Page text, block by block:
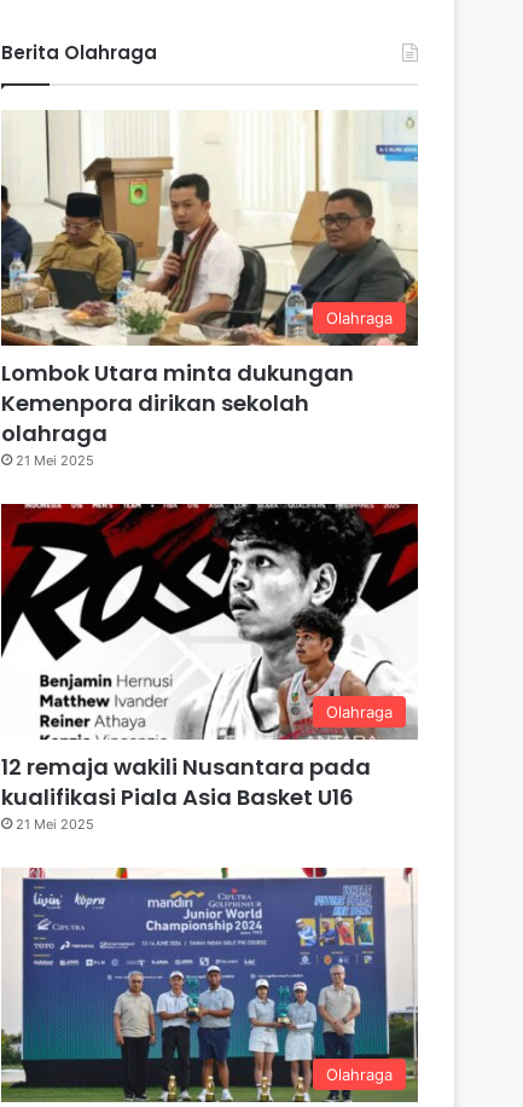
Berita Olahraga
Olahraga
Lombok Utara minta dukungan
Kemenpora dirikan sekolah
olahraga
21 Mei 2025
Olahraga
12 remaja wakili Nusantara pada
kualifikasi Piala Asia Basket U16
21 Mei 2025
Olahraga